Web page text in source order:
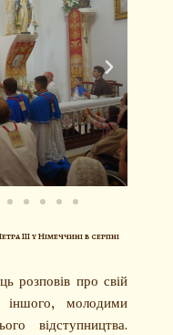
III у Німеччині в серпні
розповів про свій
молодими
відступництва.